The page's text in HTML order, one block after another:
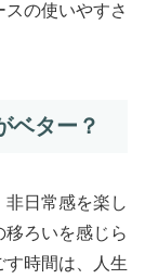
の使いやすさ
ベター？
日常感を楽し
ろいを感じら
す時間は、人生